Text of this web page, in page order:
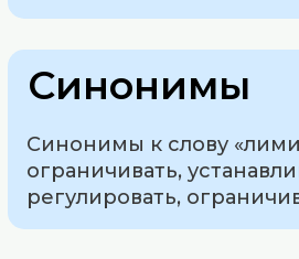
Синонимы
Синонимы к слову
ограничивать,
регулировать,